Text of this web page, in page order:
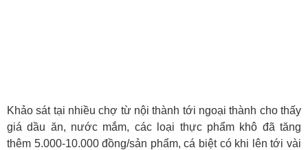
Khảo sát tại nhiều chợ từ nội thành tới ngoại thành cho thấy
giá dầu ăn, nước mắm, các loại thực phẩm khô đã tăng
thêm 5.000-10.000 đồng/sản phẩm, cá biệt có khi lên tới vài